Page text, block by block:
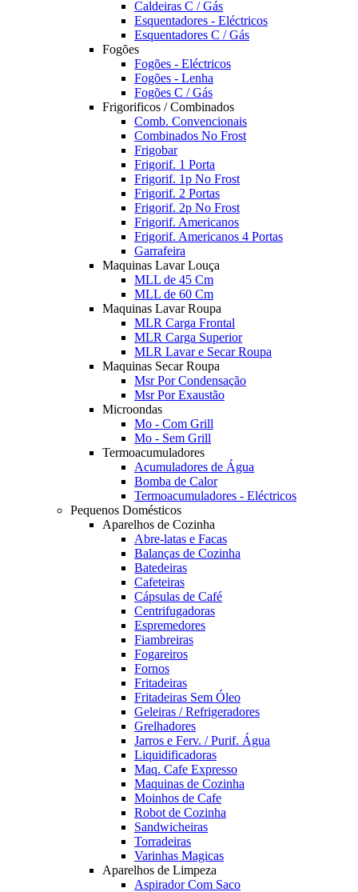
Caldeiras C / Gás
Esquentadores - Eléctricos
Esquentadores C / Gás
Fogões
Fogões - Eléctricos
Fogões - Lenha
Fogões C / Gás
Frigorificos / Combinados
Comb. Convencionais
Combinados No Frost
Frigobar
Frigorif. 1 Porta
Frigorif. 1p No Frost
Frigorif. 2 Portas
Frigorif. 2p No Frost
Frigorif. Americanos
Frigorif. Americanos 4 Portas
Garrafeira
Maquinas Lavar Louça
MLL de 45 Cm
MLL de 60 Cm
Maquinas Lavar Roupa
MLR Carga Frontal
MLR Carga Superior
MLR Lavar e Secar Roupa
Maquinas Secar Roupa
Msr Por Condensação
Msr Por Exaustão
Microondas
Mo - Com Grill
Mo - Sem Grill
Termoacumuladores
Acumuladores de Água
Bomba de Calor
Termoacumuladores - Eléctricos
Pequenos Domésticos
Aparelhos de Cozinha
Abre-latas e Facas
Balanças de Cozinha
Batedeiras
Cafeteiras
Cápsulas de Café
Centrifugadoras
Espremedores
Fiambreiras
Fogareiros
Fornos
Fritadeiras
Fritadeiras Sem Óleo
Geleiras / Refrigeradores
Grelhadores
Jarros e Ferv. / Purif. Água
Liquidificadoras
Maq. Cafe Expresso
Maquinas de Cozinha
Moinhos de Cafe
Robot de Cozinha
Sandwicheiras
Torradeiras
Varinhas Magicas
Aparelhos de Limpeza
Aspirador Com Saco